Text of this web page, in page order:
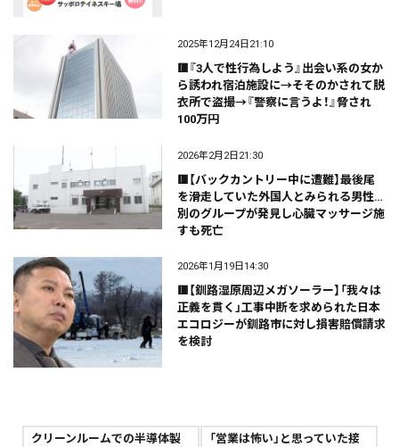
2025年12月24日21:10
🟥『3人で性行為しよう』出会い系の女か
ら誘われ宿泊施設に→そそのかされて脱
衣所で盗撮→『警察に言うよ！』脅され
100万円
2026年2月2日21:30
🟥【バックカントリー中に遭難】最後尾
を滑走していた外国人とみられる男性…
別のグループが発見し心臓マッサージ施
すも死亡
2026年1月19日14:30
🟥【釧路湿原周辺メガソーラー】「我々は
正義を貫く」工事中断を求められた日本
エコロジーが釧路市に対し損害賠償請求
を検討
クリーンルームでの半導体製
「営業は怖い」と思っていた接